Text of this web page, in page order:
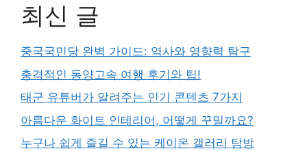
최신 글
중국국민당 완벽 가이드: 역사와 영향력 탐구
충격적인 동양고속 여행 후기와 팁!
태군 유튜버가 알려주는 인기 콘텐츠 7가지
아름다운 화이트 인테리어, 어떻게 꾸밀까요?
누구나 쉽게 즐길 수 있는 케이온 갤러리 탐방